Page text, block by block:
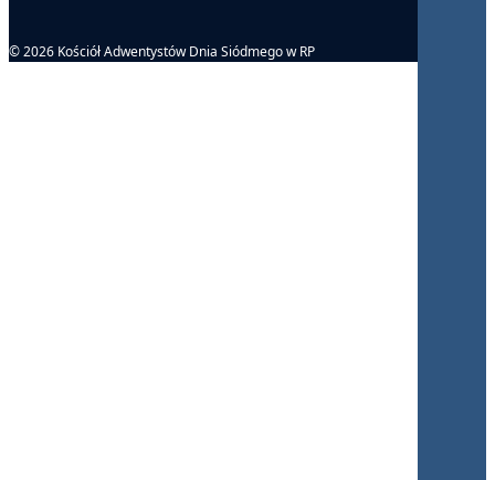
© 2026 Kościół Adwentystów Dnia Siódmego w RP